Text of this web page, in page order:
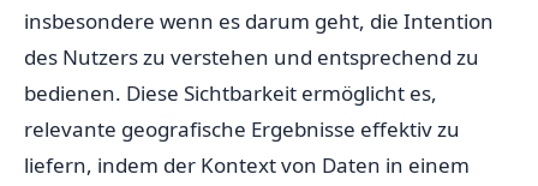
insbesondere wenn es darum geht, die Intention
des Nutzers zu verstehen und entsprechend zu
bedienen. Diese Sichtbarkeit ermöglicht es,
relevante geografische Ergebnisse effektiv zu
liefern, indem der Kontext von Daten in einem